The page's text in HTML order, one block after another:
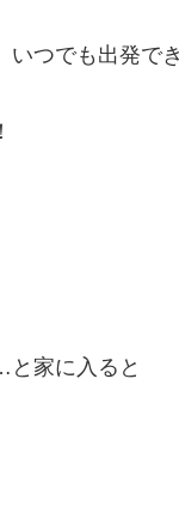
つでも出発で
家に入ると